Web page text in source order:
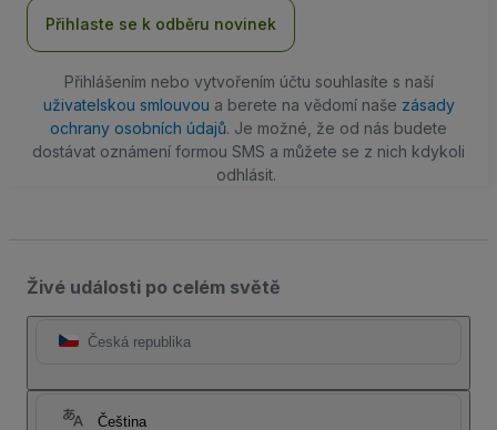
Přihlaste se k odběru novinek
Přihlášením nebo vytvořením účtu souhlasíte s naší
uživatelskou smlouvou a berete na vědomí naše zásady
ochrany osobních údajů. Je možné, že od nás budete
dostávat oznámení formou SMS a můžete se z nich kdykoli
odhlásit.
Živé události po celém světě
Česká republika
Čeština